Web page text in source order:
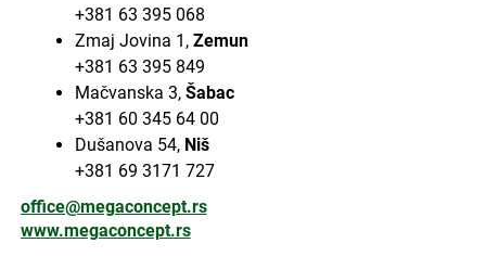
+381 63 395 068
Zmaj Jovina 1, Zemun
+381 63 395 849
Mačvanska 3, Šabac
+381 60 345 64 00
Dušanova 54, Niš
+381 69 3171 727
office@megaconcept.rs
www.megaconcept.rs